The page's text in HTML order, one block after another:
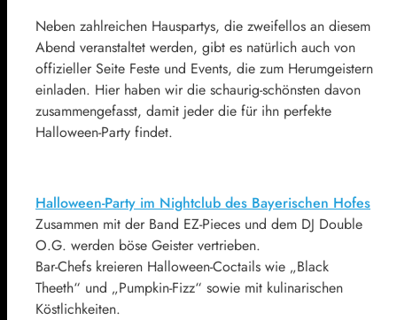
Neben zahlreichen Hauspartys, die zweifellos an diesem
Abend veranstaltet werden, gibt es natürlich auch von
offizieller Seite Feste und Events, die zum Herumgeistern
einladen. Hier haben wir die schaurig-schönsten davon
zusammengefasst, damit jeder die für ihn perfekte
Halloween-Party findet.
Halloween-Party im Nightclub des Bayerischen Hofes
Zusammen mit der Band EZ-Pieces und dem DJ Double
O.G. werden böse Geister vertrieben.
Bar-Chefs kreieren Halloween-Coctails wie „Black
Theeth“ und „Pumpkin-Fizz“ sowie mit kulinarischen
Köstlichkeiten.